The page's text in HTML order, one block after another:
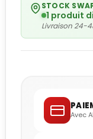
STOCK
1 produit
Livraison 24-
Avec